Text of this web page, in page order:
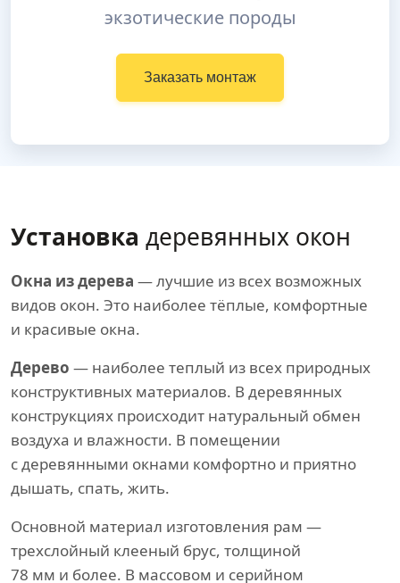
экзотические породы
Заказать монтаж
Установка деревянных окон
Окна из дерева — лучшие из всех возможных
видов окон. Это наиболее тёплые, комфортные
и красивые окна.
Дерево — наиболее теплый из всех природных
конструктивных материалов. В деревянных
конструкциях происходит натуральный обмен
воздуха и влажности. В помещении
с деревянными окнами комфортно и приятно
дышать, спать, жить.
Основной материал изготовления рам —
трехслойный клееный брус, толщиной
78 мм и более. В массовом и серийном